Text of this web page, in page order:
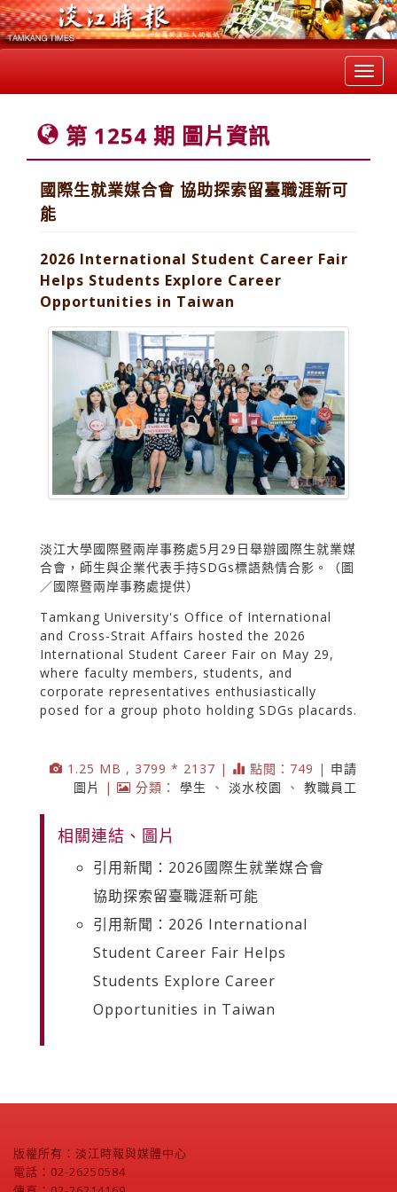
第 1254 期 圖片資訊
國際生就業媒合會 協助探索留臺職涯新可
能
2026 International Student Career Fair
Helps Students Explore Career
Opportunities in Taiwan
淡江大學國際暨兩岸事務處5月29日舉辦國際生就業媒
合會，師生與企業代表手持SDGs標語熱情合影。（圖
／國際暨兩岸事務處提供）
Tamkang University's Office of International
and Cross-Strait Affairs hosted the 2026
International Student Career Fair on May 29,
where faculty members, students, and
corporate representatives enthusiastically
posed for a group photo holding SDGs placards.
1.25 MB , 3799 * 2137 | 點閱：749 | 申請
圖片
| 分類： 學生 、 淡水校園 、 教職員工
相關連結、圖片
引用新聞：2026國際生就業媒合會
協助探索留臺職涯新可能
引用新聞：2026 International
Student Career Fair Helps
Students Explore Career
Opportunities in Taiwan
版權所有：淡江時報與媒體中心
電話：02-26250584